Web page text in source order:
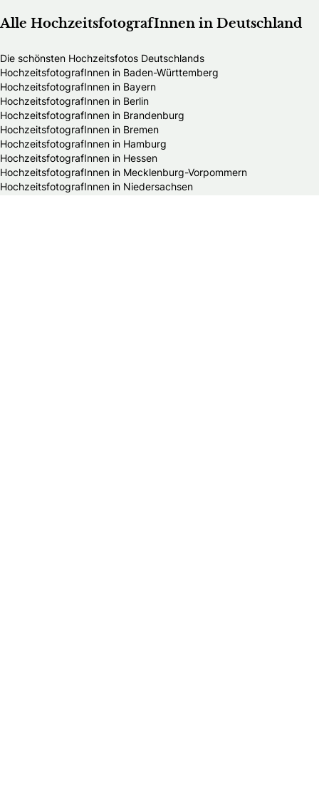
Alle HochzeitsfotografInnen in Deutschland
Die schönsten Hochzeitsfotos Deutschlands
HochzeitsfotografInnen in Baden-Württemberg
HochzeitsfotografInnen in Bayern
HochzeitsfotografInnen in Berlin
HochzeitsfotografInnen in Brandenburg
HochzeitsfotografInnen in Bremen
HochzeitsfotografInnen in Hamburg
HochzeitsfotografInnen in Hessen
HochzeitsfotografInnen in Mecklenburg-Vorpommern
HochzeitsfotografInnen in Niedersachsen